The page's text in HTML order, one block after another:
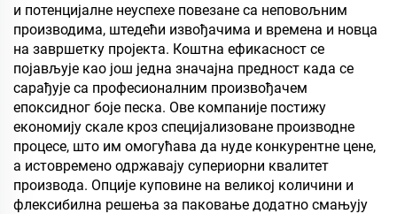
и потенцијалне неуспехе повезане са неповољним
производима, штедећи извођачима и времена и новца
на завршетку пројекта. Коштна ефикасност се
појављује као још једна значајна предност када се
сарађује са професионалним произвођачем
епоксидног боје песка. Ове компаније постижу
економију скале кроз специјализоване производне
процесе, што им омогућава да нуде конкурентне цене,
а истовремено одржавају супериорни квалитет
производа. Опције куповине на великој количини и
флексибилна решења за паковање додатно смањују